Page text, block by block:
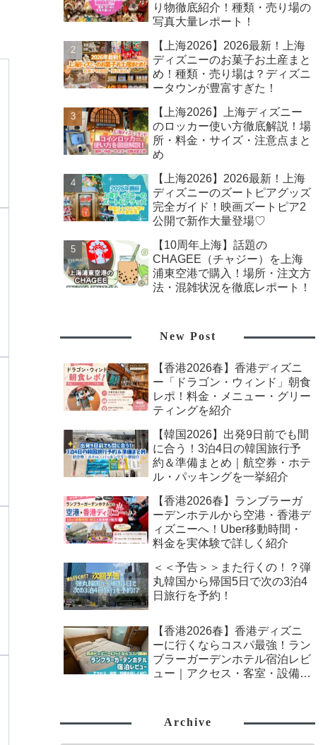
り物徹底紹介！種類・売り場の
写真大量レポート！
【上海2026】2026最新！上海
ディズニーのお菓子お土産まと
め！種類・売り場は？ディズニ
ータウンが豊富すぎた！
【上海2026】上海ディズニー
のロッカー使い方徹底解説！場
所・料金・サイズ・注意点まと
め
【上海2026】2026最新！上海
ディズニーのズートピアグッズ
完全ガイド！映画ズートピア2
公開で新作大量登場♡
【10周年上海】話題の
CHAGEE（チャジー）を上海
浦東空港で購入！場所・注文方
法・混雑状況を徹底レポート！
New Post
【香港2026春】香港ディズニ
ー「ドラゴン・ウィンド」朝食
レポ！料金・メニュー・グリー
ティングを紹介
【韓国2026】出発9日前でも間
に合う！3泊4日の韓国旅行予
約＆準備まとめ｜航空券・ホテ
ル・パッキングを一挙紹介
【香港2026春】ランブラーガ
ーデンホテルから空港・香港デ
ィズニーへ！Uber移動時間・
料金を実体験で詳しく紹介
＜＜予告＞＞また行くの！？弾
丸韓国から帰国5日で次の3泊4
日旅行を予約！
【香港2026春】香港ディズニ
ーに行くならコスパ最強！ラン
ブラーガーデンホテル宿泊レビ
ュー｜アクセス・客室・設備を
Archive